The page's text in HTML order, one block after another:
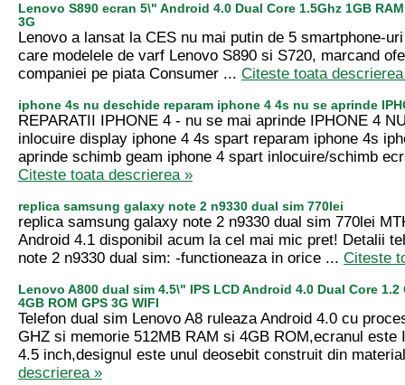
Lenovo S890 ecran 5\" Android 4.0 Dual Core 1.5Ghz 1GB
3G
Lenovo a lansat la CES nu mai putin de 5 smartphone-
care modelele de varf Lenovo S890 si S720, marcand
companiei pe piata Consumer ... Citeste toata
iphone 4s nu deschide reparam iphone 4 4s nu se aprinde
REPARATII IPHONE 4 - nu se mai aprinde IPHONE 4
inlocuire display iphone 4 4s spart reparam iphone 4s
aprinde schimb geam iphone 4 spart inlocuire/schimb
Citeste toata descrierea »
replica samsung galaxy note 2 n9330 dual sim 770lei
replica samsung galaxy note 2 n9330 dual sim 770lei
Android 4.1 disponibil acum la cel mai mic pret! Detalii
note 2 n9330 dual sim: -functioneaza in orice ... Citeste
Lenovo A800 dual sim 4.5\" IPS LCD Android 4.0 Dual Core 1.2
4GB ROM GPS 3G WIFI
Telefon dual sim Lenovo A8 ruleaza Android 4.0 cu
GHZ si memorie 512MB RAM si 4GB ROM,ecranul este
4.5 inch,designul este unul deosebit construit din
descrierea »